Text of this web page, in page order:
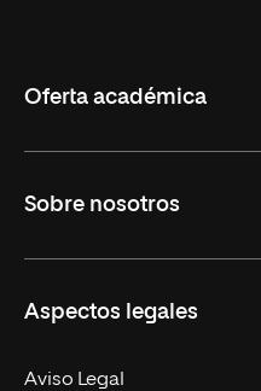
Oferta académica
Másteres Oficiales
Doctorados
Experto Universitario
Sobre nosotros
Facultades
Nuestro Equipo
Aspectos legales
Aviso Legal